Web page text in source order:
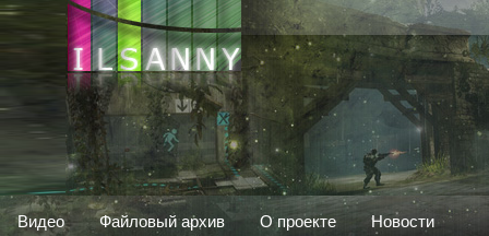
Видео Файловый архив О проекте Новости